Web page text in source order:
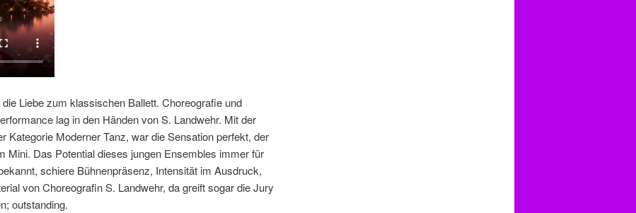
Liebe zum klassischen Ballett. Choreografie und
lag in den Händen von S. Landwehr. Mit der
Kategorie Moderner Tanz, war die Sensation perfekt, der
Mini. Das Potential dieses jungen Ensembles immer für
schiere Bühnenpräsenz, Intensität im Ausdruck,
von Choreografin S. Landwehr, da greift sogar die Jury
outstanding.